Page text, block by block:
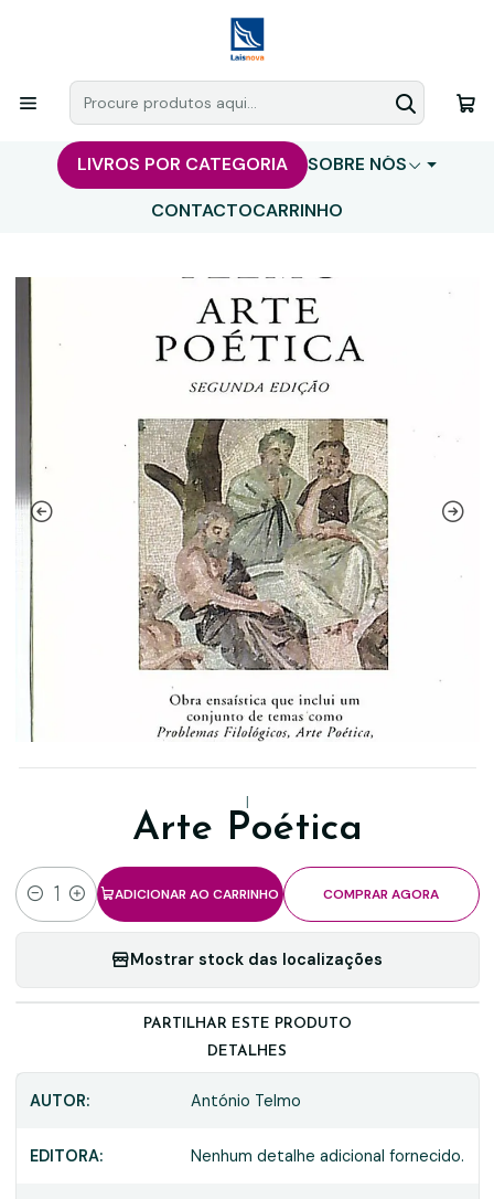
LIVROS POR CATEGORIA
SOBRE NÓS
CONTACTOCARRINHO
|
Arte Poética
Quantidade
ADICIONAR AO CARRINHO COMPRAR AGORA
Mostrar stock das localizações
PARTILHAR ESTE PRODUTO
DETALHES
AUTOR: António TeImo
EDITORA: Nenhum detalhe adicional fornecido.